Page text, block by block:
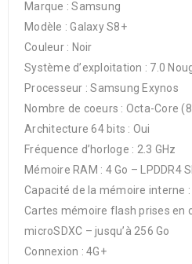
Marque : Samsung
Modèle : Galaxy S8+
Couleur : Noir
Système d’exploitation : 7.0
Processeur : Samsung Exynos
Nombre de coeurs : Octa-Core
Architecture 64 bits : Oui
Fréquence d’horloge : 2.3 GHz
Mémoire RAM : 4 Go – LPDDR4
Capacité de la mémoire interne :
Cartes mémoire flash prises en
microSDXC – jusqu’à 256 Go
Connexion : 4G+